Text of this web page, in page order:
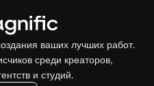
ваших лучших работ.
среди креаторов,
и студий.